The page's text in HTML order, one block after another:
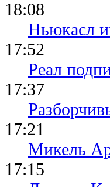
18:08
Ньюкасл
17:52
Реал
17:37
17:21
Микель
17:15